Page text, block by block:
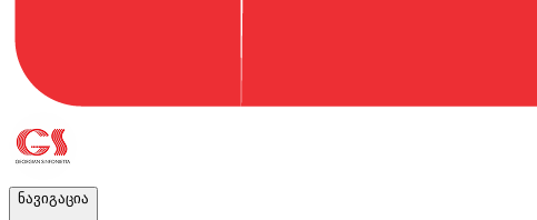
ნავიგაცია